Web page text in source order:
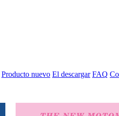
Producto nuevo El descargar FAQ